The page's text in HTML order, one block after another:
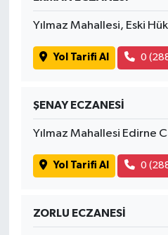
Yılmaz Mahallesi, Eski
Yol Tarifi Al 0
ŞENAY ECZANESİ
Yılmaz Mahallesi Edirne
Yol Tarifi Al 0
ZORLU ECZANESİ